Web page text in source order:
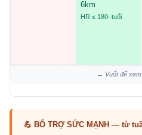
6km
HR ≤ 180−tuổi
← Vuốt để
💪 BỔ TRỢ SỨC MẠNH — từ